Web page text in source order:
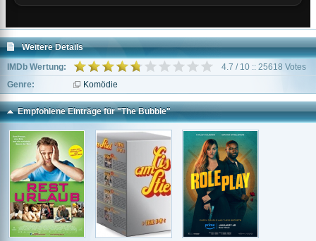
Weitere Details
IMDb Wertung:
4.7 / 10 :: 25618 Votes
Genre:
Komödie
Empfohlene Einträge für "The Bubble"